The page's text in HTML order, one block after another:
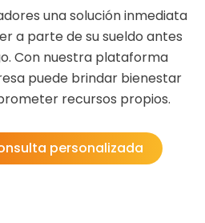
una solución inmediata
a parte de su sueldo antes
Con nuestra plataforma
puede brindar bienestar
recursos propios.
personalizada